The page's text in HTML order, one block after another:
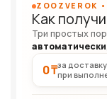
ZOOZVEROK
Как
Три простых
автоматически
0 ₸за доставку
при